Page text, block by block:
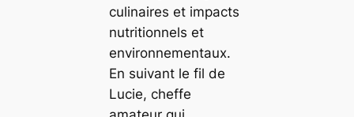
culinaires et impacts
nutritionnels et
environnementaux.
En suivant le fil de
Lucie, cheffe